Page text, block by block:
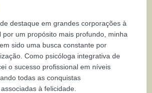
destaque em grandes corporações à
por um propósito mais profundo, minha
sido uma busca constante por
Como psicóloga integrativa de
o sucesso profissional em níveis
todas as conquistas
à felicidade.